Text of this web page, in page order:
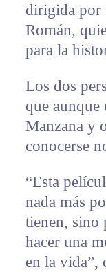
dirigida por
Román,
para la
Los dos
que
Manzana y
conocerse
“Esta
nada más
tienen, sino
hacer una
en la vida”,